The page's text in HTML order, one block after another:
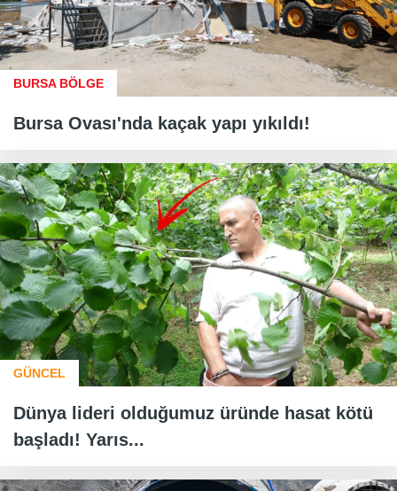
BURSA BÖLGE
Bursa Ovası'nda kaçak yapı yıkıldı!
GÜNCEL
Dünya lideri olduğumuz üründe hasat kötü
başladı! Yarıs...